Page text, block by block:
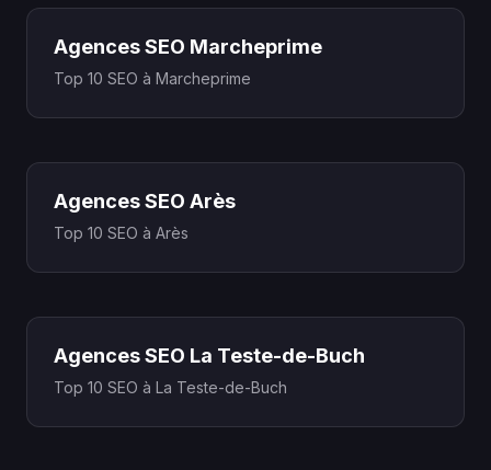
Agences SEO Marcheprime
Top 10 SEO à Marcheprime
Agences SEO Arès
Top 10 SEO à Arès
Agences SEO La Teste-de-Buch
Top 10 SEO à La Teste-de-Buch